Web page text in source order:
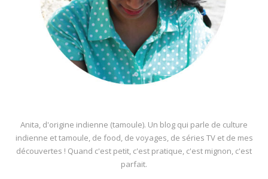
Anita, d'origine indienne (tamoule). Un blog qui parle de culture
indienne et tamoule, de food, de voyages, de séries TV et de mes
découvertes ! Quand c'est petit, c'est pratique, c'est mignon, c'est
parfait.